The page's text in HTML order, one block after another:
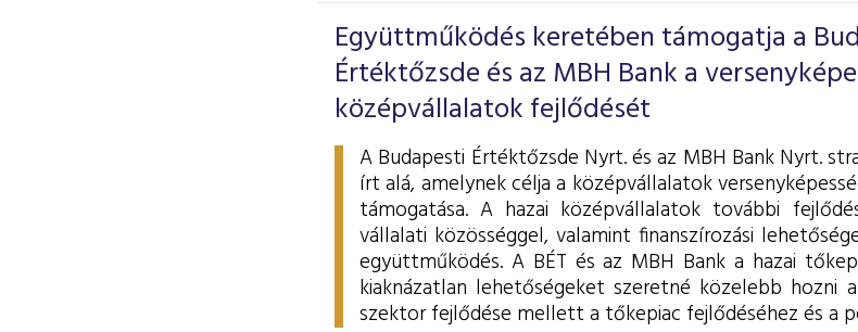
Együttműködés keretében támogatja a
Értéktőzsde és az MBH Bank a
középvállalatok fejlődését
A Budapesti Értéktőzsde Nyrt. és az MBH Bank Nyrt.
írt alá, amelynek célja a középvállalatok
támogatása. A hazai középvállalatok további
vállalati közösséggel, valamint finanszírozási
együttműködés. A BÉT és az MBH Bank a hazai
kiaknázatlan lehetőségeket szeretné közelebb hozni
szektor fejlődése mellett a tőkepiac fejlődéséhez és a